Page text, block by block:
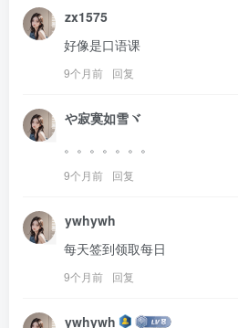
zx1575
好像是口语课
9个月前 回复
や寂寞如雪ヾ
。。。。。。。
9个月前 回复
ywhywh
每天签到领取每日
9个月前 回复
ywhywh